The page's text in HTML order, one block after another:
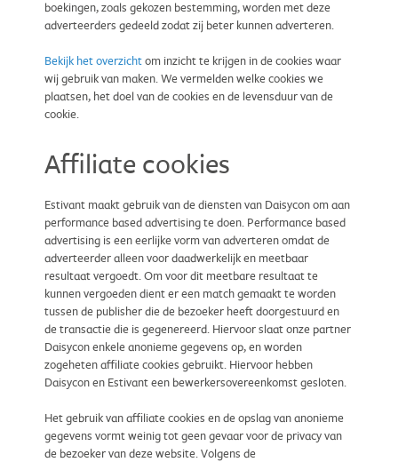
boekingen, zoals gekozen bestemming, worden met deze
adverteerders gedeeld zodat zij beter kunnen adverteren.
Bekijk het overzichtom inzicht te krijgen in de cookies waar
wij gebruik van maken. We vermelden welke cookies we
plaatsen, het doel van de cookies en de levensduur van de
cookie.
Affiliate cookies
Estivant maakt gebruik van de diensten van Daisycon om aan
performance based advertising te doen. Performance based
advertising is een eerlijke vorm van adverteren omdat de
adverteerder alleen voor daadwerkelijk en meetbaar
resultaat vergoedt. Om voor dit meetbare resultaat te
kunnen vergoeden dient er een match gemaakt te worden
tussen de publisher die de bezoeker heeft doorgestuurd en
de transactie die is gegenereerd. Hiervoor slaat onze partner
Daisycon enkele anonieme gegevens op, en worden
zogeheten affiliate cookies gebruikt. Hiervoor hebben
Daisycon en Estivant een bewerkersovereenkomst gesloten.
Het gebruik van affiliate cookies en de opslag van anonieme
gegevens vormt weinig tot geen gevaar voor de privacy van
de bezoeker van deze website. Volgens de